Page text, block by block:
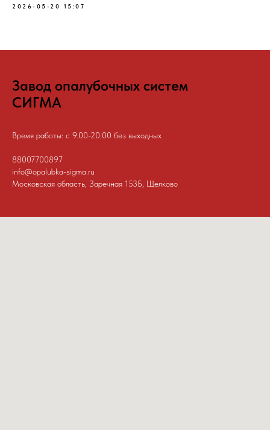
2026-05-20 15:07
Завод опалубочных систем
СИГМА
Время работы: с 9.00-20.00 без выходных
88007700897
info@opalubka-sigma.ru
Московская область, Заречная 153Б, Щелково